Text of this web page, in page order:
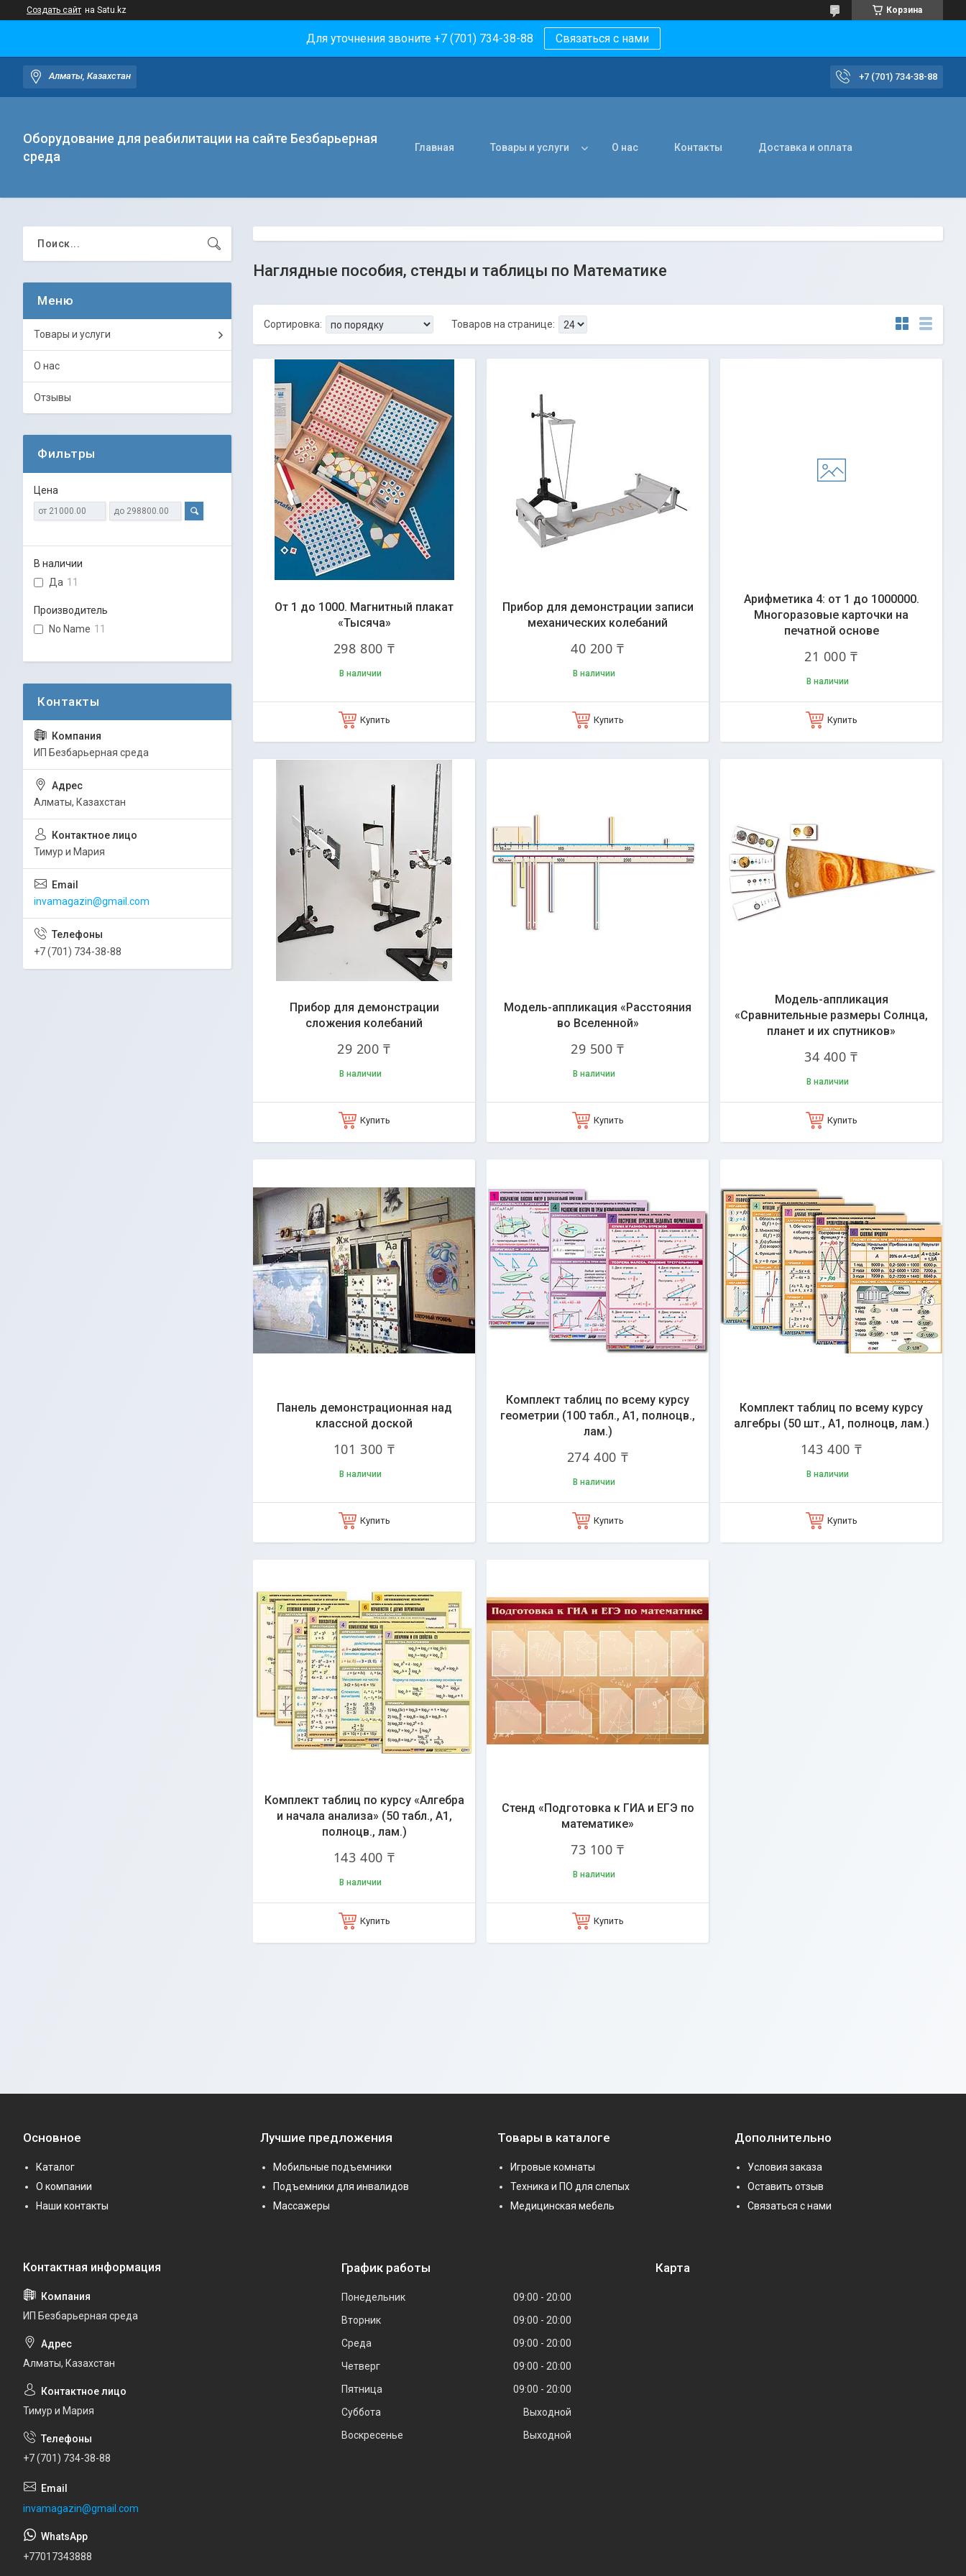
Создать сайт на Satu.kz Корзина
Для уточнения звоните +7 (701) 734-38-88 Связаться с нами
Алматы, Казахстан +7 (701) 734-38-88
Оборудование для реабилитации на сайте Безбарьерная
среда
Главная Товары и услуги О нас Контакты Доставка и оплата
Наглядные пособия, стенды и таблицы по Математике
От 1 до 1000. Магнитный плакат
«Тысяча»
298 800 ₸
В наличии
Купить
Прибор для демонстрации записи
механических колебаний
40 200 ₸
В наличии
Купить
Арифметика 4: от 1 до 1000000.
Многоразовые карточки на
печатной основе
21 000 ₸
В наличии
Купить
Прибор для демонстрации
сложения колебаний
29 200 ₸
В наличии
Купить
Модель-аппликация «Расстояния
во Вселенной»
29 500 ₸
В наличии
Купить
Модель-аппликация
«Сравнительные размеры Солнца,
планет и их спутников»
34 400 ₸
В наличии
Купить
Панель демонстрационная над
классной доской
101 300 ₸
В наличии
Купить
Комплект таблиц по всему курсу
геометрии (100 табл., А1, полноцв.,
лам.)
274 400 ₸
В наличии
Купить
Комплект таблиц по всему курсу
алгебры (50 шт., А1, полноцв, лам.)
143 400 ₸
В наличии
Купить
Комплект таблиц по курсу «Алгебра
и начала анализа» (50 табл., А1,
полноцв., лам.)
143 400 ₸
В наличии
Купить
Стенд «Подготовка к ГИА и ЕГЭ по
математике»
73 100 ₸
В наличии
Купить
Товары и услуги
О нас
Отзывы
Фильтры
Цена
В наличии
Да 11
Производитель
No Name 11
ИП Безбарьерная среда
Алматы, Казахстан
Тимур и Мария
invamagazin@gmail.com
+7 (701) 734-38-88
Основное
Каталог
О компании
Наши контакты
Лучшие предложения
Мобильные подъемники
Подъемники для инвалидов
Массажеры
Товары в каталоге
Игровые комнаты
Техника и ПО для слепых
Медицинская мебель
Дополнительно
Условия заказа
Оставить отзыв
Связаться с нами
ИП Безбарьерная среда
Алматы, Казахстан
Тимур и Мария
+7 (701) 734-38-88
invamagazin@gmail.com
+77017343888
График работы
Понедельник 09:00
20:00
Вторник
09:00
20:00
Среда
09:00
20:00
Четверг
09:00
20:00
Пятница
09:00
20:00
Суббота
Выходной
Воскресенье
Выходной
Карта